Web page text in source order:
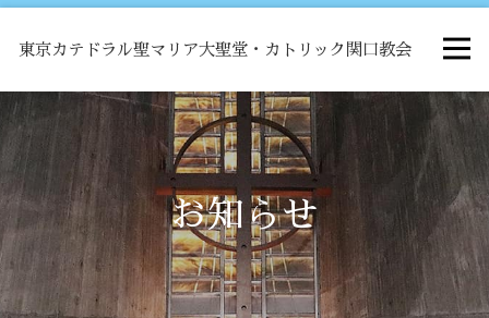
東京カテドラル聖マリア大聖堂・カトリック関口教会
HOME
ミサ
お知らせ
お知らせ